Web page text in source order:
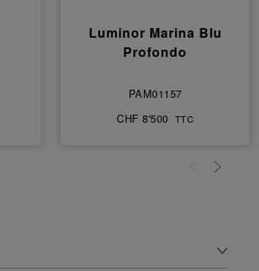
Luminor Marina Blu
Profondo
PAM01157
CHF 8'500 TTC